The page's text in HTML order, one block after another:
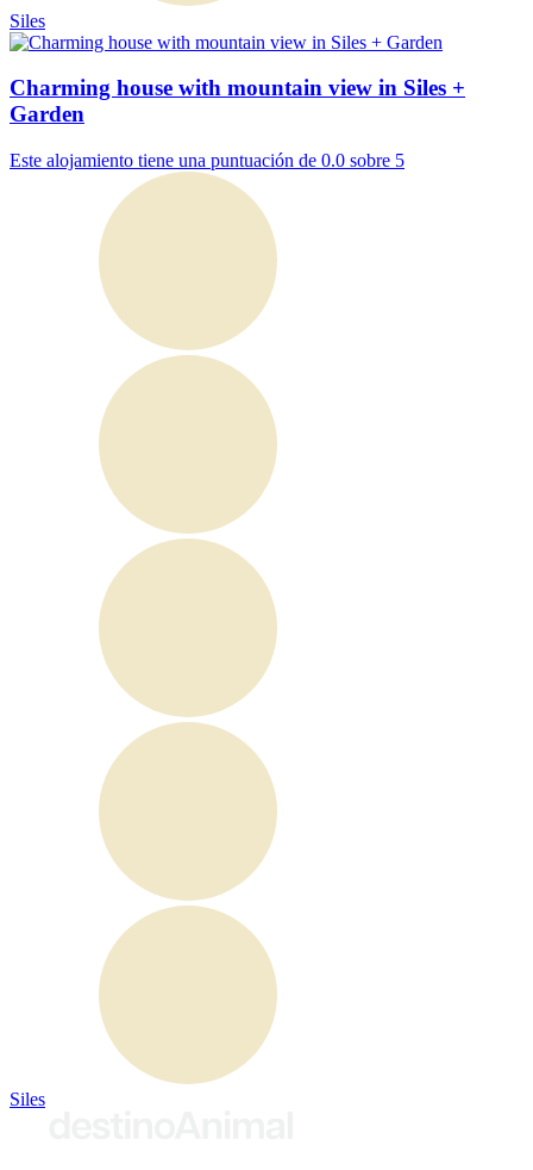
Siles
Charming house with mountain view in Siles +
Garden
Este alojamiento tiene una puntuación de 0.0 sobre 5
Siles